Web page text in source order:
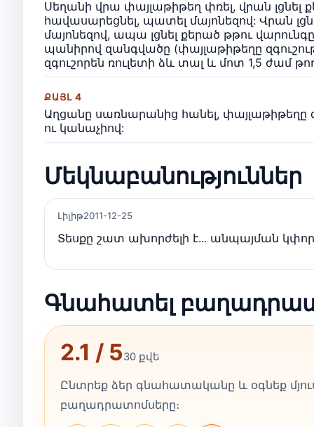
Սեղանի վրա փայլաթիթեղ փռել, վրան լցնել
հավասարեցնել, պատել մայոնեզով: Վրան
մայոնեզով, ապա լցնել քերած թթու
պանիրով զանգվածը (փայլաթիթեղը
զգուշորեն ռուլետի ձև տալ և մոտ 1,5 ժամ
ՔԱՅԼ 4
Աղցանը սառնարանից հանել, փայլաթիթեղը
ու կանաչիով:
Մեկնաբանություններ
Լիլիթ2011-12-25
Տեսքը շատ ախորժելի է... անպայման
Գնահատել
2.1 / 530 քվե
Ընտրեք ձեր գնահատականը և օգնեք
բաղադրատոմսերը։